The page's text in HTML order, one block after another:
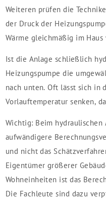
Weiteren prüfen die
der Druck der
Wärme gleichmäßig im
Ist die Anlage schließlich
Heizungspumpe die
nach unten. Oft lässt sich in
Vorlauftemperatur senken,
Wichtig: Beim
aufwändigere
und nicht das
Eigentümer größerer
Wohneinheiten ist das
Die Fachleute sind dazu